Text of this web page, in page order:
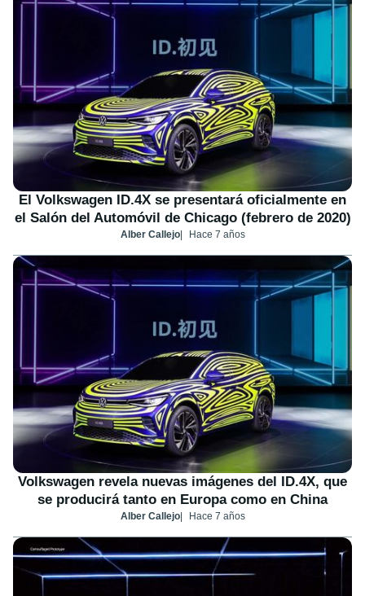
El Volkswagen ID.4X se presentará oficialmente en
el Salón del Automóvil de Chicago (febrero de 2020)
Alber Callejo Hace 7 años
Volkswagen revela nuevas imágenes del ID.4X, que
se producirá tanto en Europa como en China
Alber Callejo Hace 7 años